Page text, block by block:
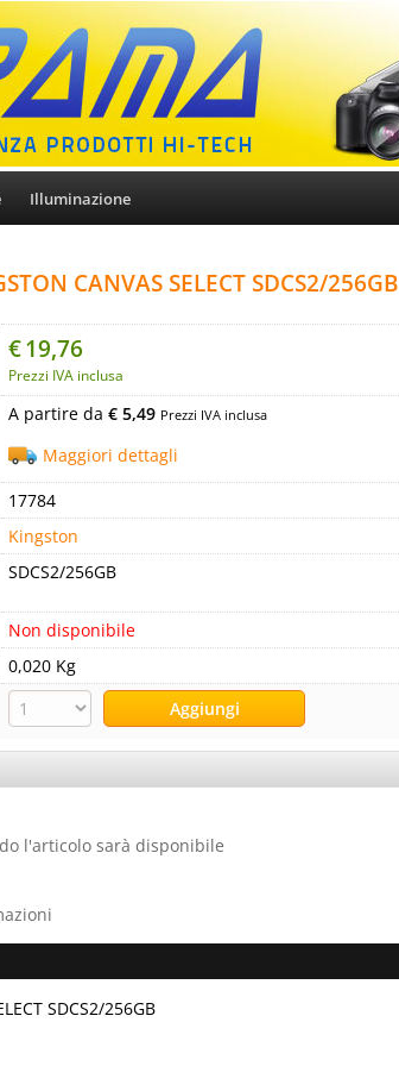
Illuminazione
CANVAS SELECT SDCS2/256GB
€19,76
Prezzi IVA inclusa
A partire da € 5,49 Prezzi IVA inclusa
Maggiori dettagli
17784
Kingston
SDCS2/256GB
Non disponibile
0,020 Kg
l'articolo sarà disponibile
SDCS2/256GB